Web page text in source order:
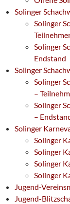
Solinger
Solinger
Solinger
Endstand
Solinger
Solinger
–
Solinger
–
Solinger
Solinger
Solinger
Solinger
Solinger
Jugend-
Jugend-